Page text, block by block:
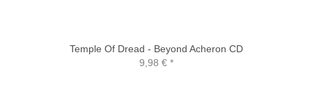
Temple Of Dread - Beyond Acheron CD
9,98 €*